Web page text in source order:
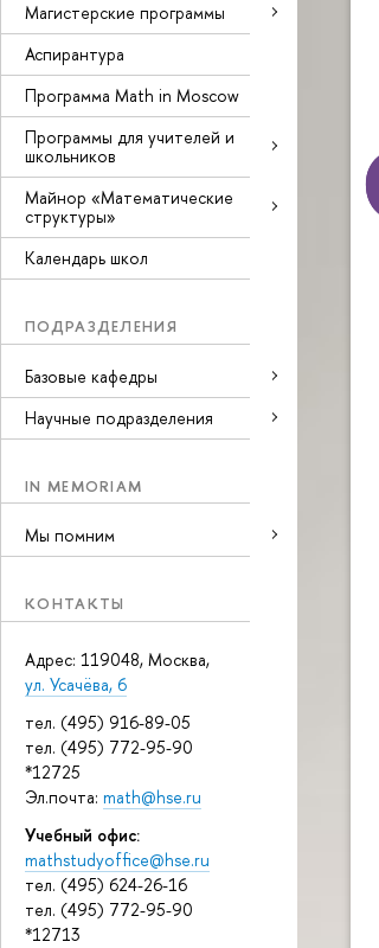
Магистерские программы
Аспирантура
Программа Math in Moscow
Программы для учителей и
школьников
Майнор «Математические
структуры»
Календарь школ
ПОДРАЗДЕЛЕНИЯ
Базовые кафедры
Научные подразделения
IN MEMORIAM
Мы помним
КОНТАКТЫ
Адрес: 119048, Москва,
ул. Усачёва, 6
тел. (495) 916-89-05
тел. (495) 772-95-90
*12725
Эл.почта: math@hse.ru
Учебный офис:
mathstudyoffice@hse.ru
тел. (495) 624-26-16
тел. (495) 772-95-90
*12713